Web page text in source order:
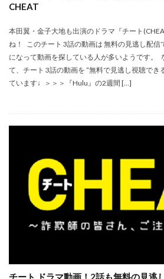
CHEAT
本田翼・金子大地も出演のドラマ『チート
ね！ このチート 3話の動画は 無料の見逃し配信
になって動画を探している人が多いようです。
て、チート 3話の動画を “無料で見逃し視聴でき
ています↓ ＞＞＞『Hulu』の2週間 […]
チート ドラマ動画！2話も無料の見逃